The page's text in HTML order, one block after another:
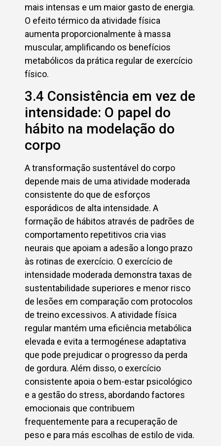
mais intensas e um maior gasto de energia.
O efeito térmico da atividade física
aumenta proporcionalmente à massa
muscular, amplificando os benefícios
metabólicos da prática regular de exercício
físico.
3.4 Consistência em vez de
intensidade: O papel do
hábito na modelação do
corpo
A transformação sustentável do corpo
depende mais de uma atividade moderada
consistente do que de esforços
esporádicos de alta intensidade. A
formação de hábitos através de padrões de
comportamento repetitivos cria vias
neurais que apoiam a adesão a longo prazo
às rotinas de exercício. O exercício de
intensidade moderada demonstra taxas de
sustentabilidade superiores e menor risco
de lesões em comparação com protocolos
de treino excessivos. A atividade física
regular mantém uma eficiência metabólica
elevada e evita a termogénese adaptativa
que pode prejudicar o progresso da perda
de gordura. Além disso, o exercício
consistente apoia o bem-estar psicológico
e a gestão do stress, abordando factores
emocionais que contribuem
frequentemente para a recuperação de
peso e para más escolhas de estilo de vida.